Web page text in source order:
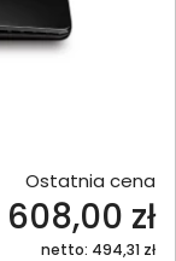
Ostatnia cena
608,00 zł
netto: 494,31 zł